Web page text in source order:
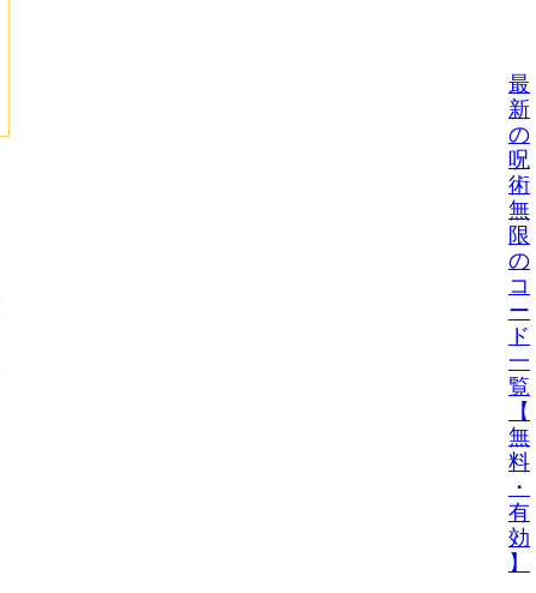
最
新
の
呪
術
無
限
の
コ
ー
ド
一
覧
【
無
料
・
有
効
】